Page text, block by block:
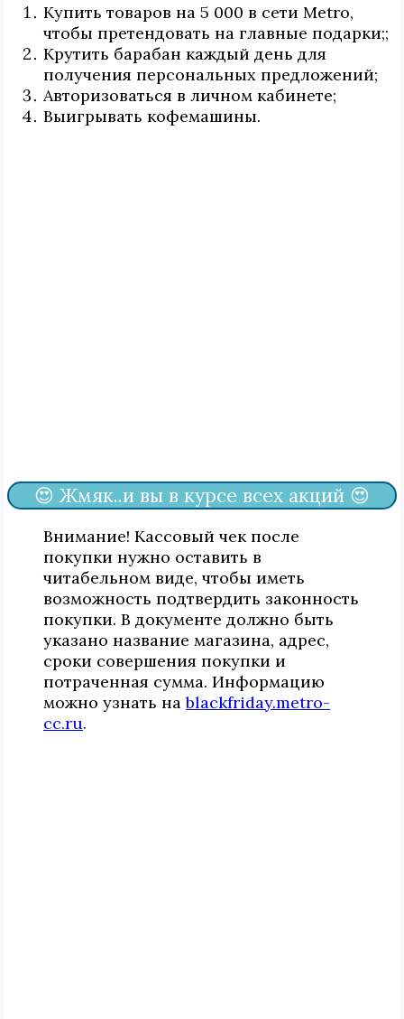
Купить товаров на 5 000 в сети Metro,
чтобы претендовать на главные подарки;;
Крутить барабан каждый день для
получения персональных предложений;
Авторизоваться в личном кабинете;
Выигрывать кофемашины.
😍 Жмяк..и вы в курсе всех акций 😍
Внимание! Кассовый чек после
покупки нужно оставить в
читабельном виде, чтобы иметь
возможность подтвердить законность
покупки. В документе должно быть
указано название магазина, адрес,
сроки совершения покупки и
потраченная сумма. Информацию
можно узнать наblackfriday.metro-
cc.ru.